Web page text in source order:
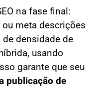
na fase final:
meta descrições
densidade de
usando
garante que seu
publicação de